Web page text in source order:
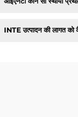
INTE उत्पादन की लागत को